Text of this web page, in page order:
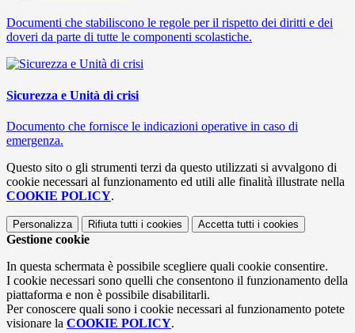
Documenti che stabiliscono le regole per il rispetto dei diritti e dei
doveri da parte di tutte le componenti scolastiche.
Sicurezza e Unità di crisi
Documento che fornisce le indicazioni operative in caso di
emergenza.
Questo sito o gli strumenti terzi da questo utilizzati si avvalgono di
cookie necessari al funzionamento ed utili alle finalità illustrate nella
COOKIE POLICY.
Personalizza Rifiuta tutti i cookies Accetta tutti i cookies
Gestione cookie
In questa schermata è possibile scegliere quali cookie consentire.
I cookie necessari sono quelli che consentono il funzionamento della
piattaforma e non è possibile disabilitarli.
Per conoscere quali sono i cookie necessari al funzionamento potete
visionare la COOKIE POLICY.